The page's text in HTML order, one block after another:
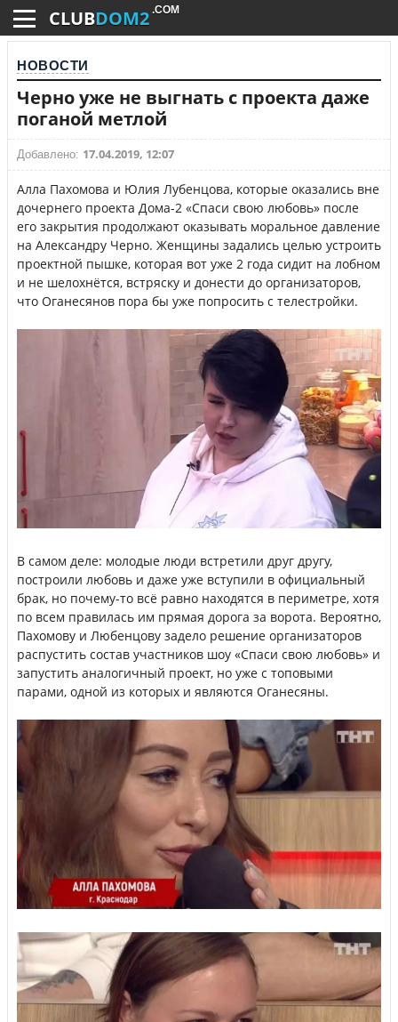
CLUBDOM2 .COM
НОВОСТИ
Черно уже не выгнать с проекта даже
поганой метлой
Добавлено: 17.04.2019, 12:07
Алла Пахомова и Юлия Лубенцова, которые оказались вне
дочернего проекта Дома-2 «Спаси свою любовь» после
его закрытия продолжают оказывать моральное давление
на Александру Черно. Женщины задались целью устроить
проектной пышке, которая вот уже 2 года сидит на лобном
и не шелохнётся, встряску и донести до организаторов,
что Оганесянов пора бы уже попросить с телестройки.
В самом деле: молодые люди встретили друг другу,
построили любовь и даже уже вступили в официальный
брак, но почему-то всё равно находятся в периметре, хотя
по всем правилась им прямая дорога за ворота. Вероятно,
Пахомову и Любенцову задело решение организаторов
распустить состав участников шоу «Спаси свою любовь» и
запустить аналогичный проект, но уже с топовыми
парами, одной из которых и являются Оганесяны.